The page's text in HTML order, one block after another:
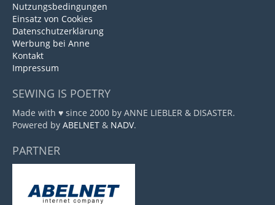
Nutzungsbedingungen
Einsatz von Cookies
Datenschutzerklärung
Werbung bei Anne
Kontakt
Impressum
SEWING IS POETRY
Made with ♥ since 2000 by ANNE LIEBLER & DISASTER.
Powered by ABELNET & NADV.
PARTNER